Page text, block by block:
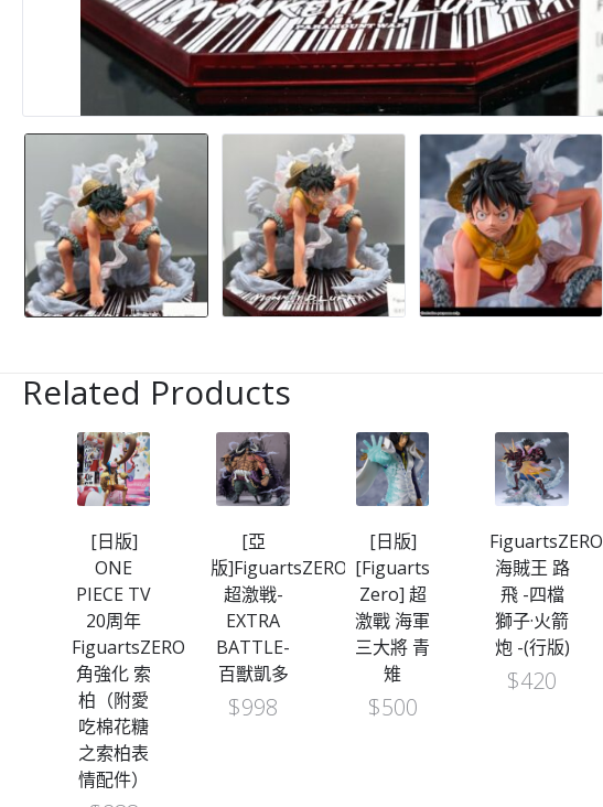
Related Products
[日版]
ONE
PIECE TV
20周年
FiguartsZERO
角強化 索
柏（附愛
吃棉花糖
之索柏表
情配件）
[亞
版]FiguartsZERO
超激戦-
EXTRA
BATTLE-
百獸凱多
$998
[日版]
[Figuarts
Zero] 超
激戰 海軍
三大將 青
雉
$500
FiguartsZERO
海賊王 路
飛 -四檔
獅子·火箭
炮 -(行版)
$420